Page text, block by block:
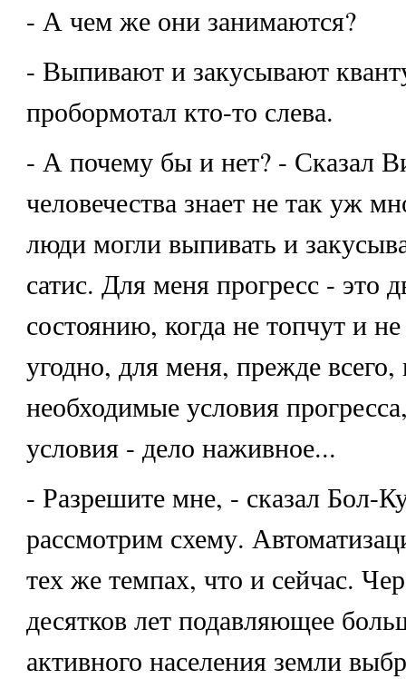
- А чем же они занимаются?
- Выпивают и закусывают
пробормотал кто-то слева.
- А почему бы и нет? - Сказал
человечества знает не так уж
люди могли выпивать и
сатис. Для меня прогресс - это
состоянию, когда не топчут и
угодно, для меня, прежде
необходимые условия
условия - дело наживное...
- Разрешите мне, - сказал Бол-
рассмотрим схему.
тех же темпах, что и сейчас.
десятков лет подавляющее
активного населения земли